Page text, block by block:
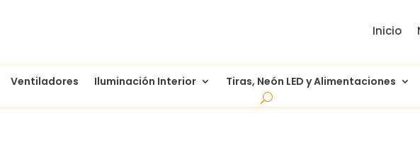
Inicio
Ventiladores Iluminación Interior Tiras, Neón LED y Alimentaciones